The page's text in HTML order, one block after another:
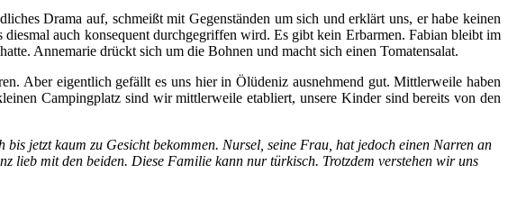
Drama auf, schmeißt mit Gegenständen um sich und erklärt uns, er habe keinen
auch konsequent durchgegriffen wird. Es gibt kein Erbarmen. Fabian bleibt im
Annemarie drückt sich um die Bohnen und macht sich einen Tomatensalat.
Aber eigentlich gefällt es uns hier in Ölüdeniz ausnehmend gut. Mittlerweile haben
Campingplatz sind wir mittlerweile etabliert, unsere Kinder sind bereits von den
jetzt kaum zu Gesicht bekommen. Nursel, seine Frau, hat jedoch einen Narren an
lieb mit den beiden. Diese Familie kann nur türkisch. Trotzdem verstehen wir uns